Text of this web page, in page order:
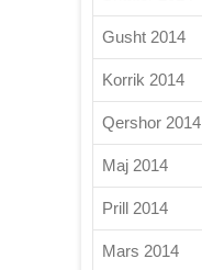
Gusht 2014
Korrik 2014
Qershor 2014
Maj 2014
Prill 2014
Mars 2014